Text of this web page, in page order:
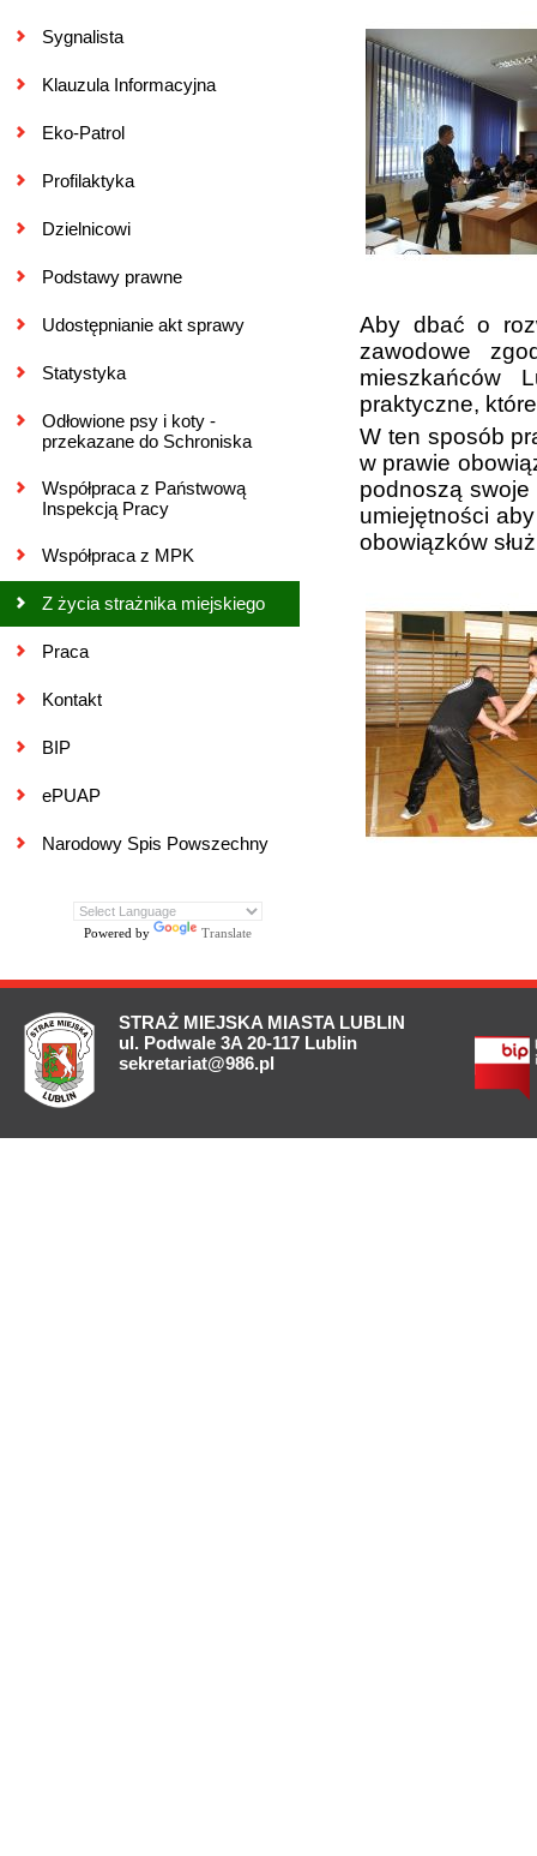
Sygnalista
Klauzula Informacyjna
Eko-Patrol
Profilaktyka
Dzielnicowi
Podstawy prawne
Udostępnianie akt sprawy
Statystyka
Odłowione psy i koty -
przekazane do Schroniska
Współpraca z Państwową
Inspekcją Pracy
Współpraca z MPK
Z życia strażnika miejskiego
Praca
Kontakt
BIP
ePUAP
Narodowy Spis Powszechny
Powered by Translate
Aby dbać o
zawodowe
mieszkańców
praktyczne,
W ten sposób
w prawie
podnoszą
umiejętności
obowiązków
STRAŻ MIEJSKA MIASTA LUBLIN
ul. Podwale 3A 20-117 Lublin
sekretariat@986.pl